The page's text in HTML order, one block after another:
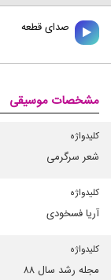
صدای قطعه
مشخصات موسیقی
کلیدواژه
شعر سرگرمی
کلیدواژه
آریا فسخودی
کلیدواژه
مجله رشد سال ۸۸